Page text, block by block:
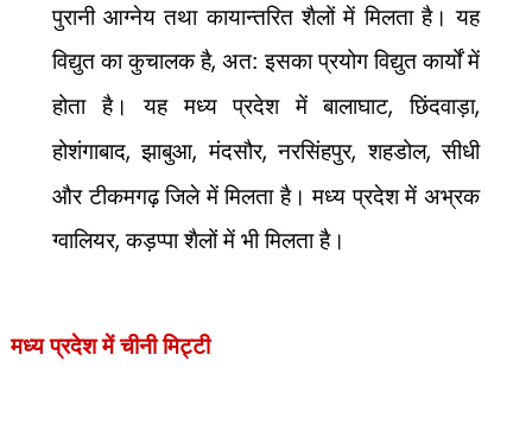
पुरानी आग्नेय तथा कायान्तरित शैलों में मिलता है। यह
विद्युत का कुचालक है,अत: इसका प्रयोग विद्युत कार्यों में
होता है। यह मध्य प्रदेश में बालाघाट,छिंदवाड़ा,
होशंगाबाद,झाबुआ,मंदसौर,नरसिंहपुर,शहडोल,सीधी
और टीकमगढ़ जिले में मिलता है। मध्य प्रदेश में अभ्रक
ग्वालियर,कड़प्पा शैलों में भी मिलता है।
मध्य प्रदेश में चीनी मिट्टी